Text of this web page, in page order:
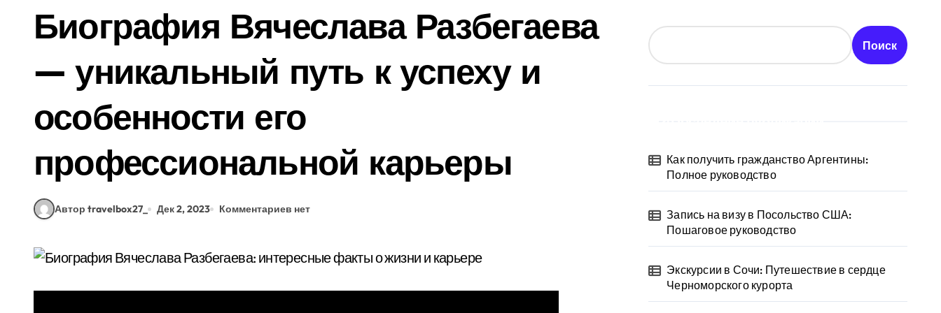
Биография Вячеслава Разбегаева
— уникальный путь к успеху и
особенности его
профессиональной карьеры
Автор travelbox27_ Дек 2, 2023 Комментариев нет
Поиск
Как получить гражданство Аргентины:
Полное руководство
Запись на визу в Посольство США:
Пошаговое руководство
Экскурсии в Сочи: Путешествие в сердце
Черноморского курорта